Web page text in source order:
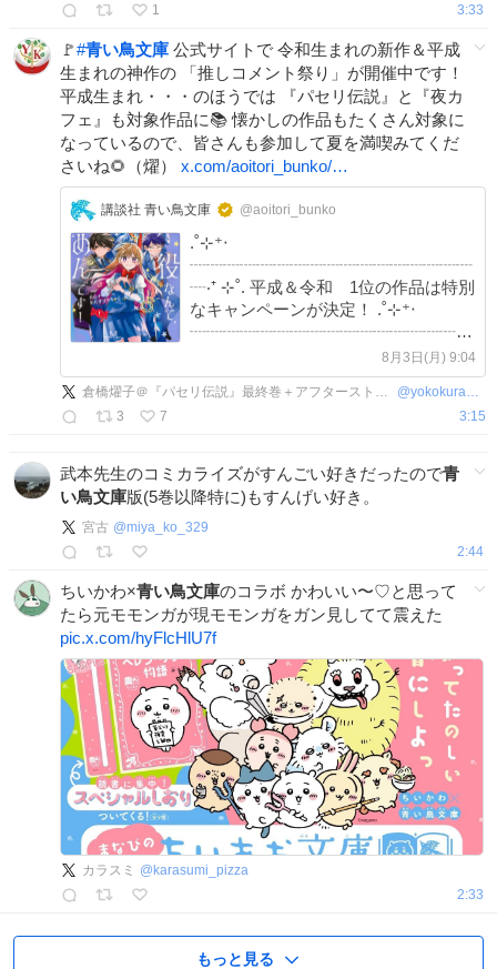
1
3:33
🚩#青い鳥文庫 公式サイトで 令和生まれの新作＆平成
生まれの神作の 「推しコメント祭り」が開催中です！
平成生まれ・・・のほうでは 『パセリ伝説』と『夜カ
フェ』も対象作品に📚 懐かしの作品もたくさん対象に
なっているので、皆さんも参加して夏を満喫みてくだ
さいね🌻（燿） x.com/aoitori_bunko/…
講談社 青い鳥文庫 @aoitori_bunko
.˚⊹⁺‧
┈┈┈┈┈┈┈┈┈┈┈┈┈┈┈┈┈
┈‧⁺ ⊹˚. 平成＆令和 1位の作品は特別
なキャンペーンが決定！ .˚⊹⁺‧
┈┈┈┈┈┈┈┈┈┈┈┈┈┈┈┈┈
ますか？ 友だちとけんかしちゃった
とき、はじめて恋におちたとき、将来
8月3日(月) 9:04
倉橋燿子＠『パセリ伝説』最終巻＋アフターストーリー特典 @yokokurahashi
3
7 3:15
武本先生のコミカライズがすんごい好きだったので青
い鳥文庫版(5巻以降特に)もすんげい好き。
宮古 @miya_ko_329
2:44
ちいかわ×青い鳥文庫のコラボ かわいい〜♡と思って
たら元モモンガが現モモンガをガン見してて震えた
pic.x.com/hyFlcHlU7f
カラスミ @ karasumi_pizza
2:33
もっと見る